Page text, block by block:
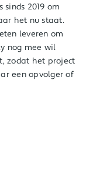
2019 om
het nu staat.
leveren om
nog mee wil
zodat het project
een opvolger of